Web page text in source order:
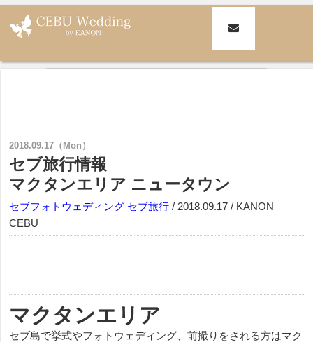
結婚式・挙式・ウェディング カノン・セブ
セブフォトウェディング
> セブ旅行情報
2018.09.17（Mon）
セブ旅行情報
マクタンエリア ニュータウン
セブフォトウェディング セブ旅行 / 2018.09.17 / KANON
CEBU
マクタンエリア
セブ島で挙式やフォトウェディング、前撮りをされる方はマク